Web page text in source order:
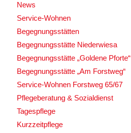
News
Service-Wohnen
Begegnungsstätten
Begegnungsstätte Niederwiesa
Begegnungsstätte „Goldene Pforte“
Begegnungsstätte „Am Forstweg“
Service-Wohnen Forstweg 65/67
Pflegeberatung & Sozialdienst
Tagespflege
Kurzzeitpflege